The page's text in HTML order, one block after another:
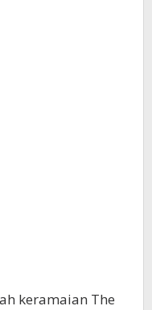
keramaian The